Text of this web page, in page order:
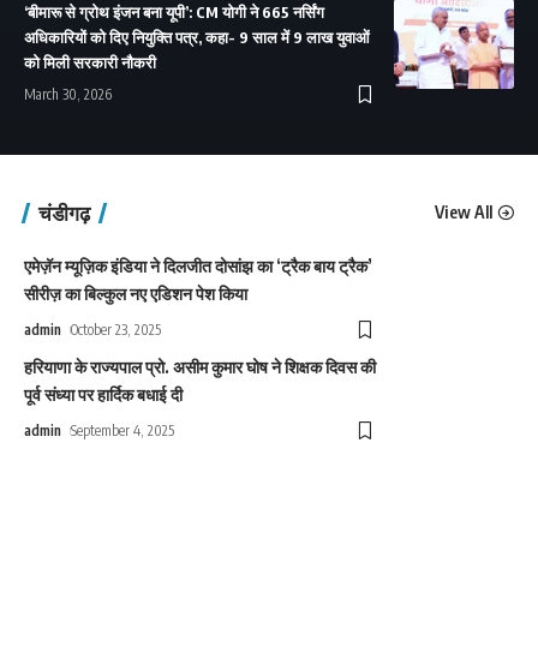
‘बीमारू से ग्रोथ इंजन बना यूपी’: CM योगी ने 665 नर्सिंग
अधिकारियों को दिए नियुक्ति पत्र, कहा- 9 साल में 9 लाख युवाओं
को मिली सरकारी नौकरी
March 30, 2026
चंडीगढ़ View All
एमेज़ॅन म्यूज़िक इंडिया ने दिलजीत दोसांझ का ‘ट्रैक बाय ट्रैक’
सीरीज़ का बिल्कुल नए एडिशन पेश किया
admin October 23, 2025
हरियाणा के राज्यपाल प्रो. असीम कुमार घोष ने शिक्षक दिवस की
पूर्व संध्या पर हार्दिक बधाई दी
admin September 4, 2025